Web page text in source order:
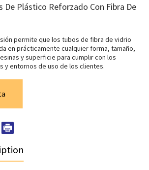
De Plástico Reforzado Con Fibra De
permite que los tubos de fibra de vidrio
en prácticamente cualquier forma, tamaño,
y superficie para cumplir con los
y entornos de uso de los clientes.